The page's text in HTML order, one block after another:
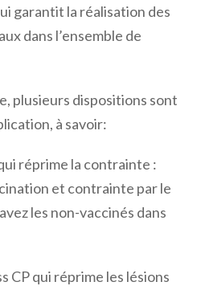
garantit la réalisation des
dans l’ensemble de
plusieurs dispositions sont
à savoir:
réprime la contrainte :
et contrainte par le
les non-vaccinés dans
CP qui réprime les lésions